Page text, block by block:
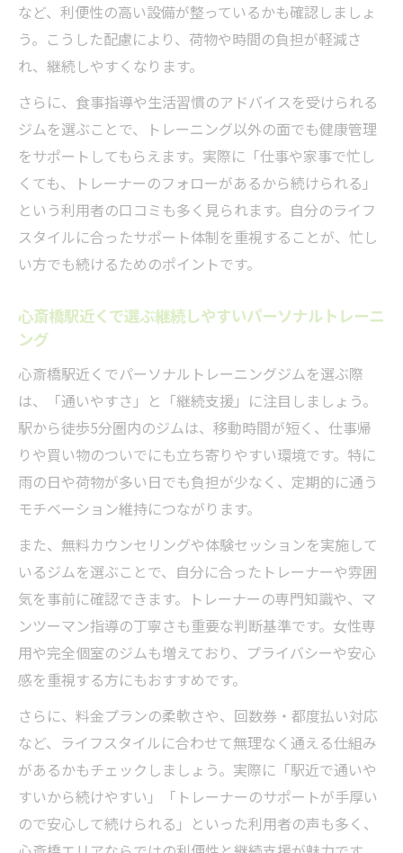
など、利便性の高い設備が整っているかも確認しましょ
う。こうした配慮により、荷物や時間の負担が軽減さ
れ、継続しやすくなります。
さらに、食事指導や生活習慣のアドバイスを受けられる
ジムを選ぶことで、トレーニング以外の面でも健康管理
をサポートしてもらえます。実際に「仕事や家事で忙し
くても、トレーナーのフォローがあるから続けられる」
という利用者の口コミも多く見られます。自分のライフ
スタイルに合ったサポート体制を重視することが、忙し
い方でも続けるためのポイントです。
心斎橋駅近くで選ぶ継続しやすいパーソナルトレーニ
ング
心斎橋駅近くでパーソナルトレーニングジムを選ぶ際
は、「通いやすさ」と「継続支援」に注目しましょう。
駅から徒歩5分圏内のジムは、移動時間が短く、仕事帰
りや買い物のついでにも立ち寄りやすい環境です。特に
雨の日や荷物が多い日でも負担が少なく、定期的に通う
モチベーション維持につながります。
また、無料カウンセリングや体験セッションを実施して
いるジムを選ぶことで、自分に合ったトレーナーや雰囲
気を事前に確認できます。トレーナーの専門知識や、マ
ンツーマン指導の丁寧さも重要な判断基準です。女性専
用や完全個室のジムも増えており、プライバシーや安心
感を重視する方にもおすすめです。
さらに、料金プランの柔軟さや、回数券・都度払い対応
など、ライフスタイルに合わせて無理なく通える仕組み
があるかもチェックしましょう。実際に「駅近で通いや
すいから続けやすい」「トレーナーのサポートが手厚い
ので安心して続けられる」といった利用者の声も多く、